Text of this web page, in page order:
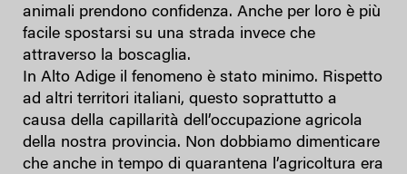
animali prendono confidenza. Anche per loro è più
facile spostarsi su una strada invece che
attraverso la boscaglia.
In Alto Adige il fenomeno è stato minimo. Rispetto
ad altri territori italiani, questo soprattutto a
causa della capillarità dell’occupazione agricola
della nostra provincia. Non dobbiamo dimenticare
che anche in tempo di quarantena l’agricoltura era